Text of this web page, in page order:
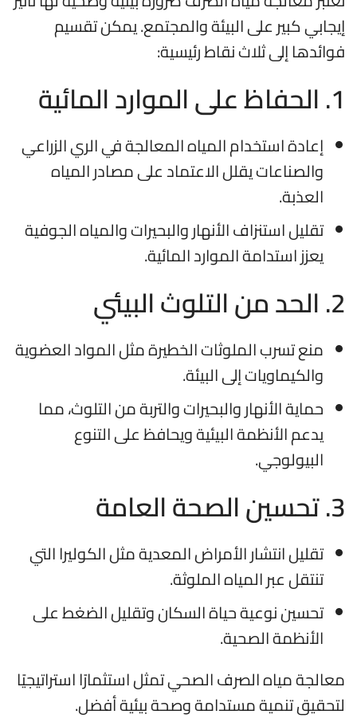
إيجابي كبير على البيئة والمجتمع. يمكن تقسيم
فوائدها إلى ثلاث نقاط رئيسية:
1. الحفاظ على الموارد المائية
إعادة استخدام المياه المعالجة في الري الزراعي
والصناعات يقلل الاعتماد على مصادر المياه
العذبة.
تقليل استنزاف الأنهار والبحيرات والمياه الجوفية
يعزز استدامة الموارد المائية.
2. الحد من التلوث البيئي
منع تسرب الملوثات الخطيرة مثل المواد العضوية
والكيماويات إلى البيئة.
حماية الأنهار والبحيرات والتربة من التلوث، مما
يدعم الأنظمة البيئية ويحافظ على التنوع
البيولوجي.
3. تحسين الصحة العامة
تقليل انتشار الأمراض المعدية مثل الكوليرا التي
تنتقل عبر المياه الملوثة.
تحسين نوعية حياة السكان وتقليل الضغط على
الأنظمة الصحية.
معالجة مياه الصرف الصحي تمثل استثمارًا استراتيجيًا
لتحقيق تنمية مستدامة وصحة بيئية أفضل.